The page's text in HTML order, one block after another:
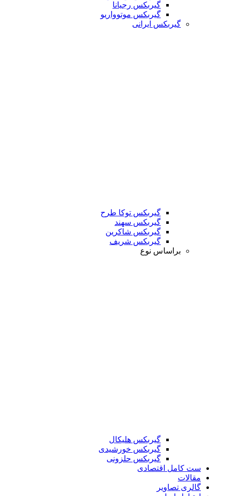
گیربکس رجیانا
گیربکس موتوواریو
گیربکس ایرانی
گیربکس توکا طرح
گیربکس سهند
گیربکس شاکرین
گیربکس شریف
براساس نوع
گیربکس هلیکال
گیربکس خورشیدی
گیربکس حلزونی
ست کامل اقتصادی
مقالات
گالری تصاویر